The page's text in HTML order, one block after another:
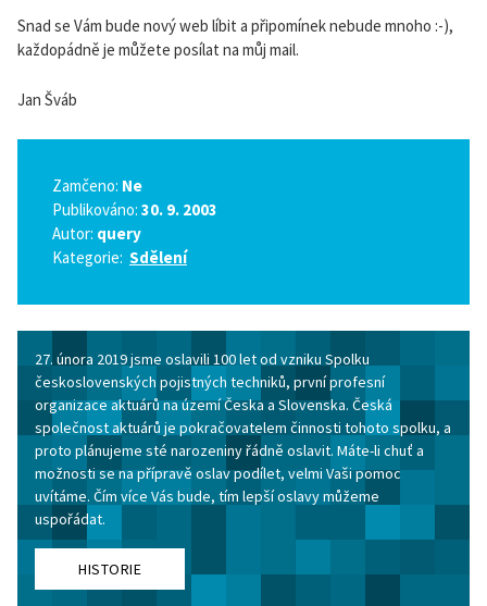
Snad se Vám bude nový web líbit a připomínek nebude mnoho :-),
každopádně je můžete posílat na můj mail.
Jan Šváb
Zamčeno: Ne
Publikováno: 30. 9. 2003
Autor: query
Kategorie: Sdělení
27. února 2019 jsme oslavili 100 let od vzniku Spolku
československých pojistných techniků, první profesní
organizace aktuárů na území Česka a Slovenska. Česká
společnost aktuárů je pokračovatelem činnosti tohoto spolku, a
proto plánujeme sté narozeniny řádně oslavit. Máte-li chuť a
možnosti se na přípravě oslav podílet, velmi Vaši pomoc
uvítáme. Čím více Vás bude, tím lepší oslavy můžeme
uspořádat.
HISTORIE